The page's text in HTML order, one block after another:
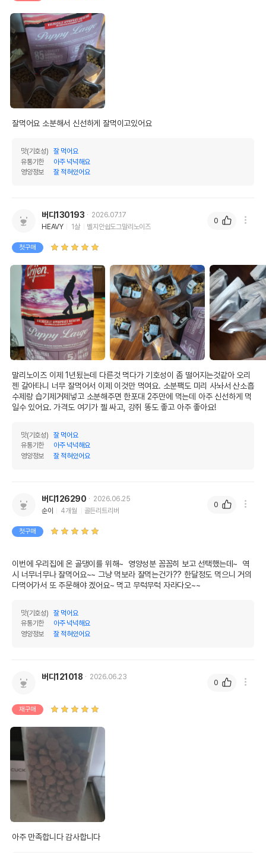
잘먹어요 소분해서 신선하게 잘먹이고있어요
맛(기호성)
잘 먹어요
유통기한
아주 넉넉해요
영양정보
잘 적혀있어요
버디130193
2026.07.17
HEAVY
1살 벨지안쉽도그말리노이즈
첫구매
말리노이즈 이제 1년됬는데 다른것 먹다가 기호성이 좀 떨어지는것같아 오리
젠 갈아타니 너무 잘먹어서 이제 이것만 먹여요. 소분팩도 미리 사놔서 산소흡
수제랑 습기제거제넣고 소분해주면 한포대 2주만에 먹는데 아주 신선하게 먹
일수 있어요. 가격도 여기가 젤 싸고, 강쥐 똥도 좋고 아주 좋아요!
맛(기호성)
잘 먹어요
유통기한
아주 넉넉해요
영양정보
잘 적혀있어요
0
버디126290
2026.06.25
순이
4개월 골든리트리버
첫구매
이번에 우리집에 온 골댕이를 위해~  영양성분 꼼꼼히 보고 선택했는데~  역
시 너무너무나 잘먹어요~~ 그냥 먹보라 잘먹는건가?? 한달정도 먹으니 거의
다먹어가서 또 주문해야 겠어요~ 먹고 무럭무럭 자라다오~~
맛(기호성)
잘 먹어요
유통기한
아주 넉넉해요
영양정보
잘 적혀있어요
0
버디121018 2026.06.23
재구매
아주 만족합니다 감사합니다
0